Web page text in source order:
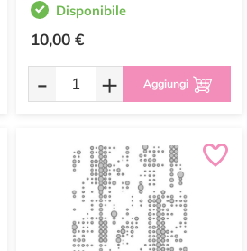
Disponibile
10,00 €
- + Aggiungi